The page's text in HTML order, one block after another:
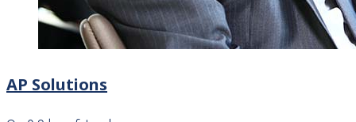
AP Solutions